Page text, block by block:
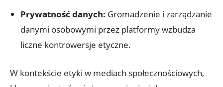
Prywatność danych: Gromadzenie i zarządzanie
danymi osobowymi przez platformy wzbudza
liczne kontrowersje etyczne.
W kontekście etyki w mediach społecznościowych,